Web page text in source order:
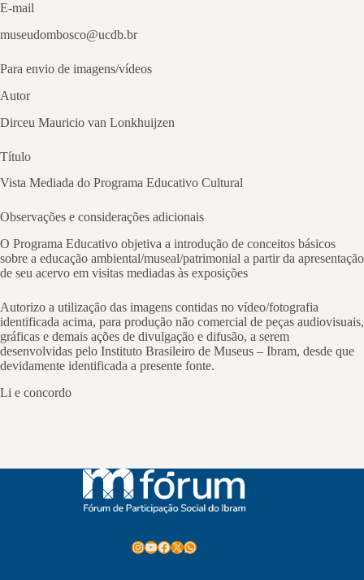
E-mail
museudombosco@ucdb.br
Para envio de imagens/vídeos
Autor
Dirceu Mauricio van Lonkhuijzen
Título
Vista Mediada do Programa Educativo Cultural
Observações e considerações adicionais
O Programa Educativo objetiva a introdução de conceitos básicos
sobre a educação ambiental/museal/patrimonial a partir da apresentação
de seu acervo em visitas mediadas às exposições
Autorizo a utilização das imagens contidas no vídeo/fotografia
identificada acima, para produção não comercial de peças audiovisuais,
gráficas e demais ações de divulgação e difusão, a serem
desenvolvidas pelo Instituto Brasileiro de Museus – Ibram, desde que
devidamente identificada a presente fonte.
Li e concordo
Instagram
Youtube
Facebook
X WhatsApp